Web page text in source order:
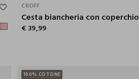
CROFF
Cesta biancheria con coperchio
€ 39,99
100% COTONE